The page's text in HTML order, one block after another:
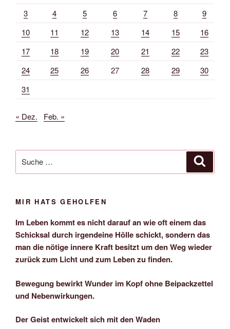
3
4 5 6 7 8
9
10
11 12 13 14 15
16
17
18 19 20 21 22
23
24
25 26 27 28 29
30
31
« Dez. Feb. »
nach:
MIR HATS GEHOLFEN
Im Leben kommt es nicht darauf an wie oft einem das
Schicksal durch irgendeine Hölle schickt, sondern das
man die nötige innere Kraft besitzt um den Weg wieder
zurück zum Licht und zum Leben zu finden.
Bewegung bewirkt Wunder im Kopf ohne Beipackzettel
und Nebenwirkungen.
Der Geist entwickelt sich mit den Waden